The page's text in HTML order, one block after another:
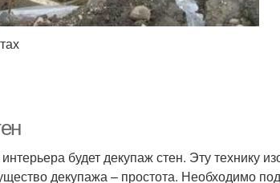
будет декупаж стен. Эту технику
декупажа – простота. Необходимо